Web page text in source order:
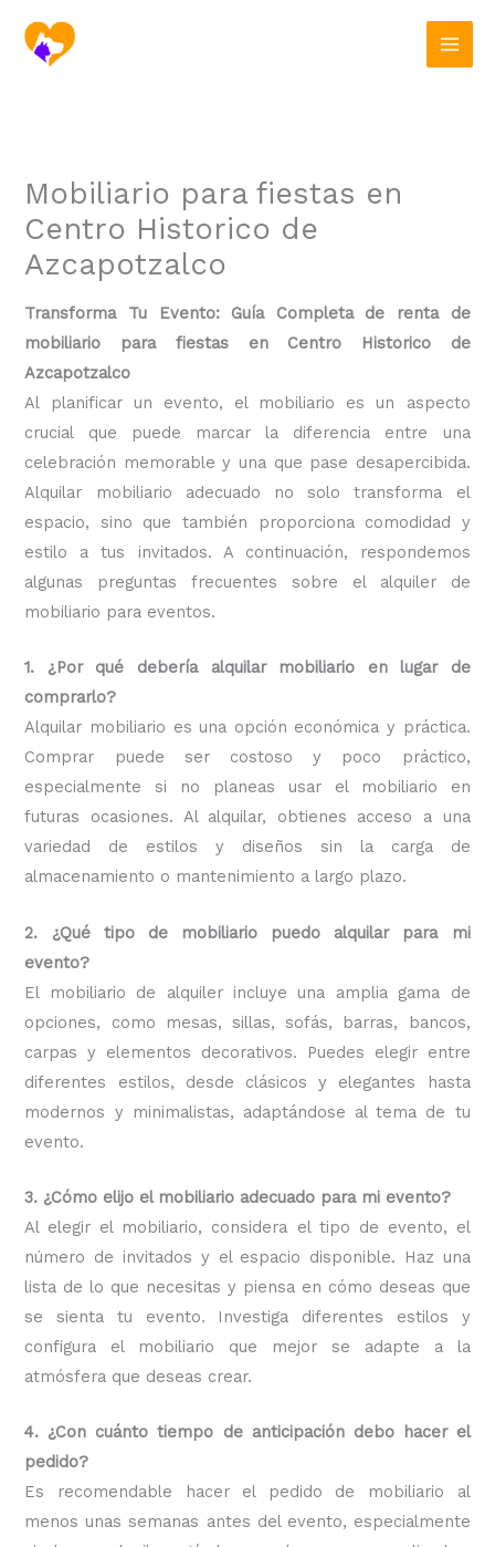
contenido
Mobiliario para fiestas en
Centro Historico de
Azcapotzalco
Transforma Tu Evento: Guía Completa de renta de
mobiliario para fiestas en Centro Historico de
Azcapotzalco
Al planificar un evento, el mobiliario es un aspecto
crucial que puede marcar la diferencia entre una
celebración memorable y una que pase desapercibida.
Alquilar mobiliario adecuado no solo transforma el
espacio, sino que también proporciona comodidad y
estilo a tus invitados. A continuación, respondemos
algunas preguntas frecuentes sobre el alquiler de
mobiliario para eventos.
1. ¿Por qué debería alquilar mobiliario en lugar de
comprarlo?
Alquilar mobiliario es una opción económica y práctica.
Comprar puede ser costoso y poco práctico,
especialmente si no planeas usar el mobiliario en
futuras ocasiones. Al alquilar, obtienes acceso a una
variedad de estilos y diseños sin la carga de
almacenamiento o mantenimiento a largo plazo.
2. ¿Qué tipo de mobiliario puedo alquilar para mi
evento?
El mobiliario de alquiler incluye una amplia gama de
opciones, como mesas, sillas, sofás, barras, bancos,
carpas y elementos decorativos. Puedes elegir entre
diferentes estilos, desde clásicos y elegantes hasta
modernos y minimalistas, adaptándose al tema de tu
evento.
3. ¿Cómo elijo el mobiliario adecuado para mi evento?
Al elegir el mobiliario, considera el tipo de evento, el
número de invitados y el espacio disponible. Haz una
lista de lo que necesitas y piensa en cómo deseas que
se sienta tu evento. Investiga diferentes estilos y
configura el mobiliario que mejor se adapte a la
atmósfera que deseas crear.
4. ¿Con cuánto tiempo de anticipación debo hacer el
pedido?
Es recomendable hacer el pedido de mobiliario al
menos unas semanas antes del evento, especialmente